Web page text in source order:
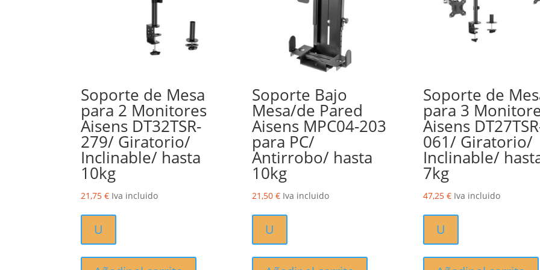
Soporte de Mesa
para 2 Monitores
Aisens DT32TSR-
279/ Giratorio/
Inclinable/ hasta
10kg
21,75€ Iva incluido
U
Soporte Bajo
Mesa/de Pared
Aisens MPC04-203
para PC/
Antirrobo/ hasta
10kg
21,50 € Iva incluido
U
Soporte de
para 3
Aisens
061/ Giratorio/
Inclinable/
7kg
47,25 € Iva incluido
U